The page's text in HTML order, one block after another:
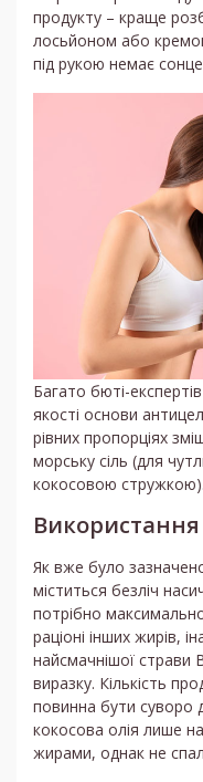
продукту – краще
лосьйоном або
під рукою немає
Багато бюті-
якості основи
рівних пропорціях
морську сіль (для
кокосовою стружкою).
Використання
Як вже було
міститься безліч
потрібно
раціоні інших жирів,
найсмачнішої страви
виразку. Кількість
повинна бути
кокосова олія лише
жирами, однак не